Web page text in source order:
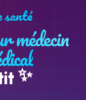
santé
médecin
✨